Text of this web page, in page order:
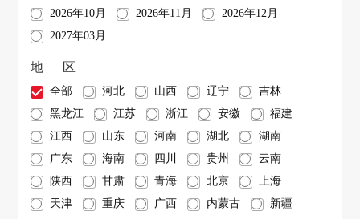
2026年10月
2026年11月
2026年12月
2027年03月
地 区
全部 河北 山西 辽宁
吉林
黑龙江
江苏 浙江 安徽
福建
江西
山东 河南 湖北
湖南
广东
海南 四川 贵州
云南
陕西
甘肃 青海 北京
上海
天津
重庆 广西 内蒙古
新疆